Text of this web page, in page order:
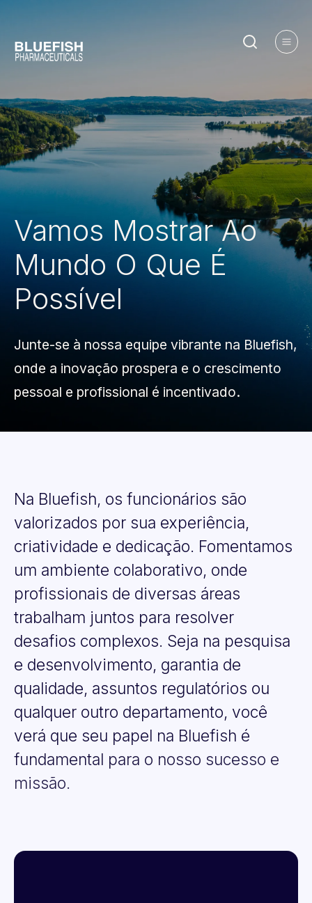
Vamos Mostrar Ao
Mundo O Que É
Possível
Junte-se à nossa equipe vibrante na Bluefish,
onde a inovação prospera e o crescimento
pessoal e profissional é incentivado.
Na Bluefish, os funcionários são
valorizados por sua experiência,
criatividade e dedicação. Fomentamos
um ambiente colaborativo, onde
profissionais de diversas áreas
trabalham juntos para resolver
desafios complexos. Seja na pesquisa
e desenvolvimento, garantia de
qualidade, assuntos regulatórios ou
qualquer outro departamento, você
verá que seu papel na Bluefish é
fundamental para o nosso sucesso e
missão.